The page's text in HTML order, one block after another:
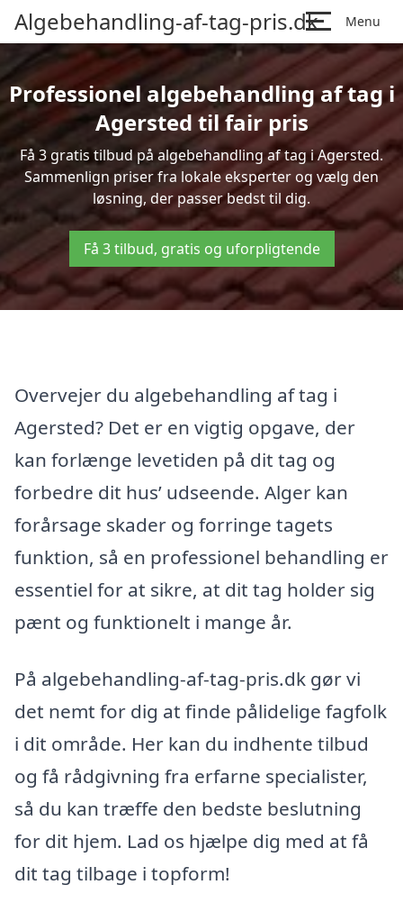
Algebehandling-af-tag-pris.dk Menu
Professionel algebehandling af tag i
Agersted til fair pris
Få 3 gratis tilbud på algebehandling af tag i Agersted.
Sammenlign priser fra lokale eksperter og vælg den
løsning, der passer bedst til dig.
Få 3 tilbud, gratis og uforpligtende
Overvejer du algebehandling af tag i
Agersted? Det er en vigtig opgave, der
kan forlænge levetiden på dit tag og
forbedre dit hus’ udseende. Alger kan
forårsage skader og forringe tagets
funktion, så en professionel behandling er
essentiel for at sikre, at dit tag holder sig
pænt og funktionelt i mange år.
På algebehandling-af-tag-pris.dk gør vi
det nemt for dig at finde pålidelige fagfolk
i dit område. Her kan du indhente tilbud
og få rådgivning fra erfarne specialister,
så du kan træffe den bedste beslutning
for dit hjem. Lad os hjælpe dig med at få
dit tag tilbage i topform!